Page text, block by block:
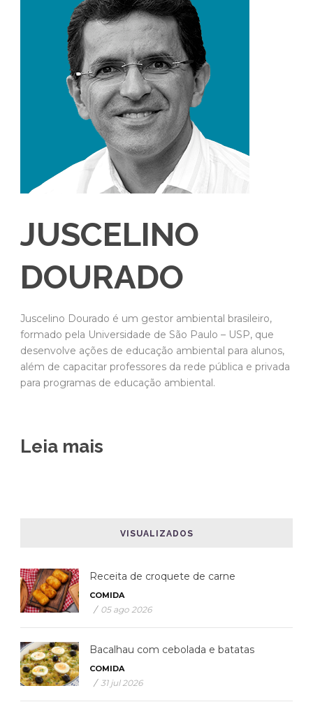
JUSCELINO
DOURADO
Juscelino Dourado é um gestor ambiental brasileiro,
formado pela Universidade de São Paulo – USP, que
desenvolve ações de educação ambiental para alunos,
além de capacitar professores da rede pública e privada
para programas de educação ambiental.
Leia mais
VISUALIZADOS
Receita de croquete de carne
COMIDA
/ 05 ago 2026
Bacalhau com cebolada e batatas
COMIDA
/ 31 jul 2026